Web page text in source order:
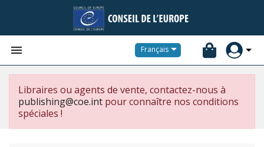
 Français
Libraires ou agents de vente, contactez-nous à
publishing@coe.int pour connaître nos conditions
spéciales !